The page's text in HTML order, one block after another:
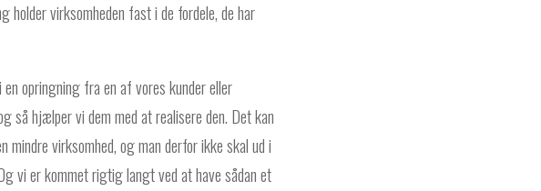
holder virksomheden fast i de fordele, de har
opringning fra en af vores kunder eller
så hjælper vi dem med at realisere den. Det kan
virksomhed, og man derfor ikke skal ud i
vi er kommet rigtig langt ved at have sådan et